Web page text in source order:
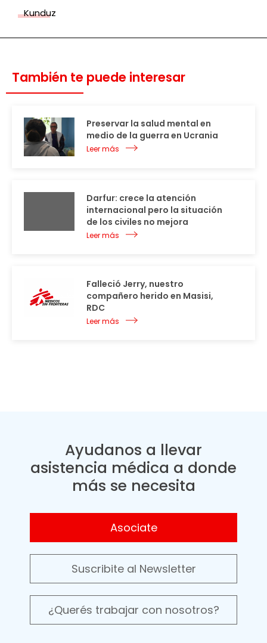
Kunduz
También te puede interesar
Preservar la salud mental en
medio de la guerra en Ucrania
Leer más
Darfur: crece la atención
internacional pero la situación
de los civiles no mejora
Leer más
Falleció Jerry, nuestro
compañero herido en Masisi,
RDC
Leer más
Ayudanos a llevar
asistencia médica a donde
más se necesita
Asociate
Suscribite al Newsletter
¿Querés trabajar con nosotros?